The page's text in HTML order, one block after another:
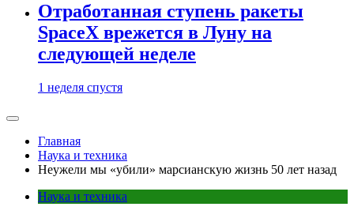
Отработанная ступень ракеты
SpaceX врежется в Луну на
следующей неделе
1 неделя спустя
Главная
Наука и техника
Неужели мы «убили» марсианскую жизнь 50 лет назад
Наука и техника